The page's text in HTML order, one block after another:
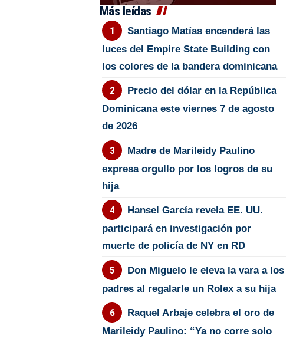
Más leídas
Santiago Matías encenderá las
luces del Empire State Building con
los colores de la bandera dominicana
Precio del dólar en la República
Dominicana este viernes 7 de agosto
de 2026
Madre de Marileidy Paulino
expresa orgullo por los logros de su
hija
Hansel García revela EE. UU.
participará en investigación por
muerte de policía de NY en RD
Don Miguelo le eleva la vara a los
padres al regalarle un Rolex a su hija
Raquel Arbaje celebra el oro de
Marileidy Paulino: “Ya no corre solo